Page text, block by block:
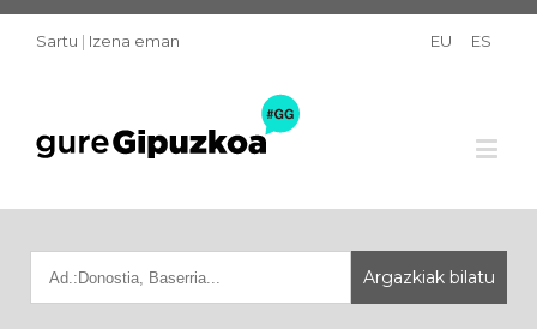
Sartu | Izena eman EU ES